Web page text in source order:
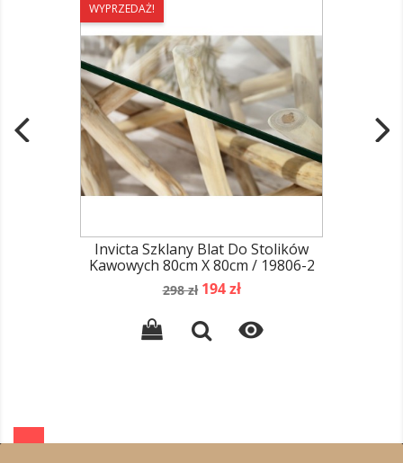
WYPRZEDAŻ!
Invicta Szklany Blat Do Stolików
Kawowych 80cm X 80cm / 19806-2
Cena
298 zł Cena
194 zł
